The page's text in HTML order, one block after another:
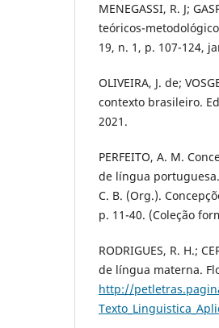
MENEGASSI, R. J;
teóricos-
19, n. 1, p. 107-124,
OLIVEIRA, J. de;
contexto brasileiro.
2021.
PERFEITO, A. M.
de língua portuguesa.
C. B. (Org.).
p. 11-40. (Coleção
RODRIGUES, R. H.;
de língua materna.
http://